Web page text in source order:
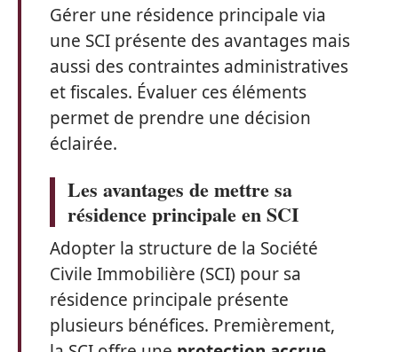
Gérer une résidence principale via
une SCI présente des avantages mais
aussi des contraintes administratives
et fiscales. Évaluer ces éléments
permet de prendre une décision
éclairée.
Les avantages de mettre sa
résidence principale en SCI
Adopter la structure de la Société
Civile Immobilière (SCI) pour sa
résidence principale présente
plusieurs bénéfices. Premièrement,